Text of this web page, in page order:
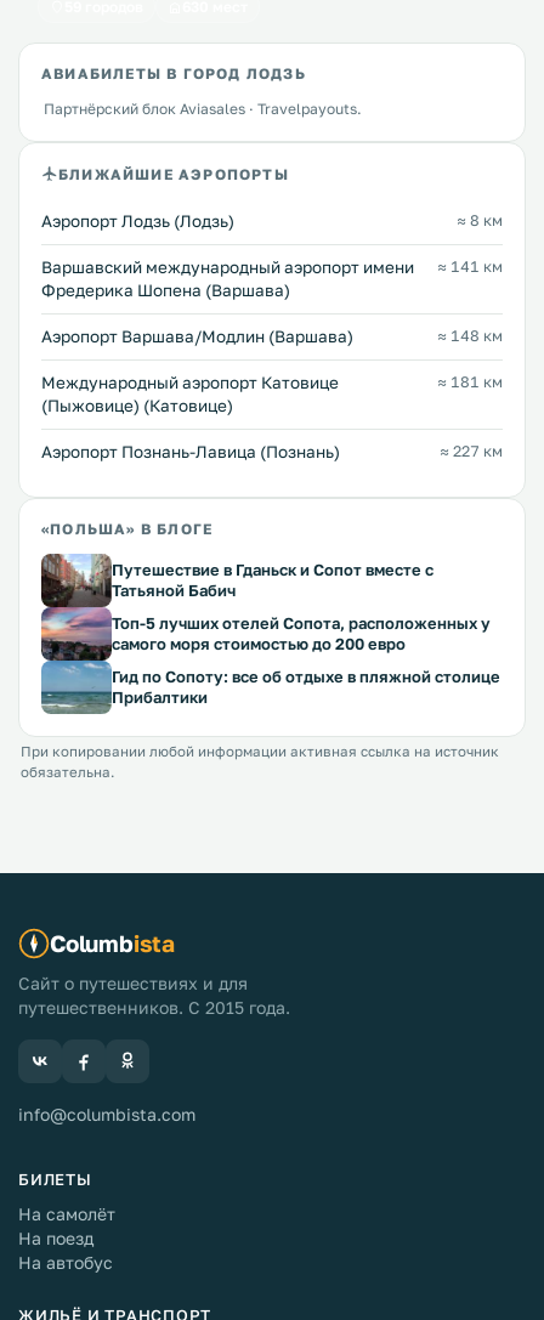
АВИАБИЛЕТЫ В ГОРОД ЛОДЗЬ
Партнёрский блок Aviasales · Travelpayouts.
БЛИЖАЙШИЕ АЭРОПОРТЫ
Аэропорт Лодзь (Лодзь) ≈ 8 км
Варшавский международный аэропорт имени
Фредерика Шопена (Варшава)
≈ 141 км
Аэропорт Варшава/Модлин (Варшава) ≈ 148 км
Международный аэропорт Катовице
(Пыжовице) (Катовице)
≈ 181 км
Аэропорт Познань-Лавица (Познань) ≈ 227 км
«ПОЛЬША» В БЛОГЕ
Путешествие в Гданьск и Сопот вместе с
Татьяной Бабич
Топ-5 лучших отелей Сопота, расположенных у
самого моря стоимостью до 200 евро
Гид по Сопоту: все об отдыхе в пляжной столице
Прибалтики
При копировании любой информации активная ссылка на источник
обязательна.
Columbista
Сайт о путешествиях и для
путешественников. С 2015 года.
info@columbista.com
БИЛЕТЫ
На самолёт
На поезд
На автобус
ЖИЛЬЁ И ТРАНСПОРТ